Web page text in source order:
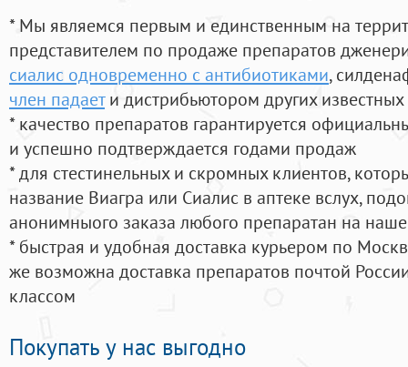
* Мы являемся первым и единственным на
представителем по продаже препаратов
сиалис одновременно с антибиотиками,
член падаети дистрибьютором других
* качество препаратов гарантируется
и успешно подтверждается годами продаж
* для стестинельных и скромных клиентов,
название Виагра или Сиалис в аптеке вслух,
анонимныого заказа любого препаратан на
* быстрая и удобная доставка курьером по
же возможна доставка препаратов почтой
классом
Покупать у нас выгодно